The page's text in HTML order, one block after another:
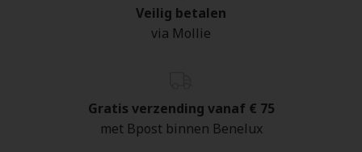
Veilig betalen
via Mollie
Gratis verzending vanaf € 75
met Bpost binnen Benelux